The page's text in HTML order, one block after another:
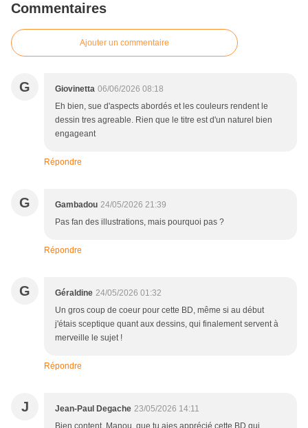
Commentaires
Ajouter un commentaire
G Giovinetta 06/06/2026 08:18
Eh bien, sue d'aspects abordés et les couleurs rendent le
dessin tres agreable. Rien que le titre est d'un naturel bien
engageant
Répondre
G Gambadou 24/05/2026 21:39
Pas fan des illustrations, mais pourquoi pas ?
Répondre
G Géraldine 24/05/2026 01:32
Un gros coup de coeur pour cette BD, même si au début
j'étais sceptique quant aux dessins, qui finalement servent à
merveille le sujet !
Répondre
J Jean-Paul Degache 23/05/2026 14:11
Bien content, Manou, que tu aies apprécié cette BD qui